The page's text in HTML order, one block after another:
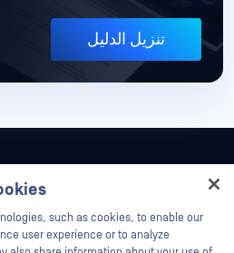
تنزيل الدليل
such as cookies, to enable our
user experience or to analyze
Hey there!
virtual assistant.